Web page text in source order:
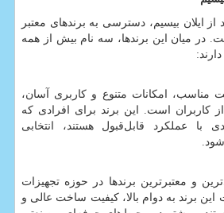
ایلان بیسیم، دسترسی به برندهای معتبر
در میان این برندها، سه نام بیش از همه
مناسب، امکانات متنوع و کاربری آسان،
کاربران است. این برند برای افرادی که
با عملکرد قابل‌قبول هستند، انتخابی
و معتبرترین برندها در حوزه تجهیزات
برند به دوام بالا، کیفیت ساخت عالی و